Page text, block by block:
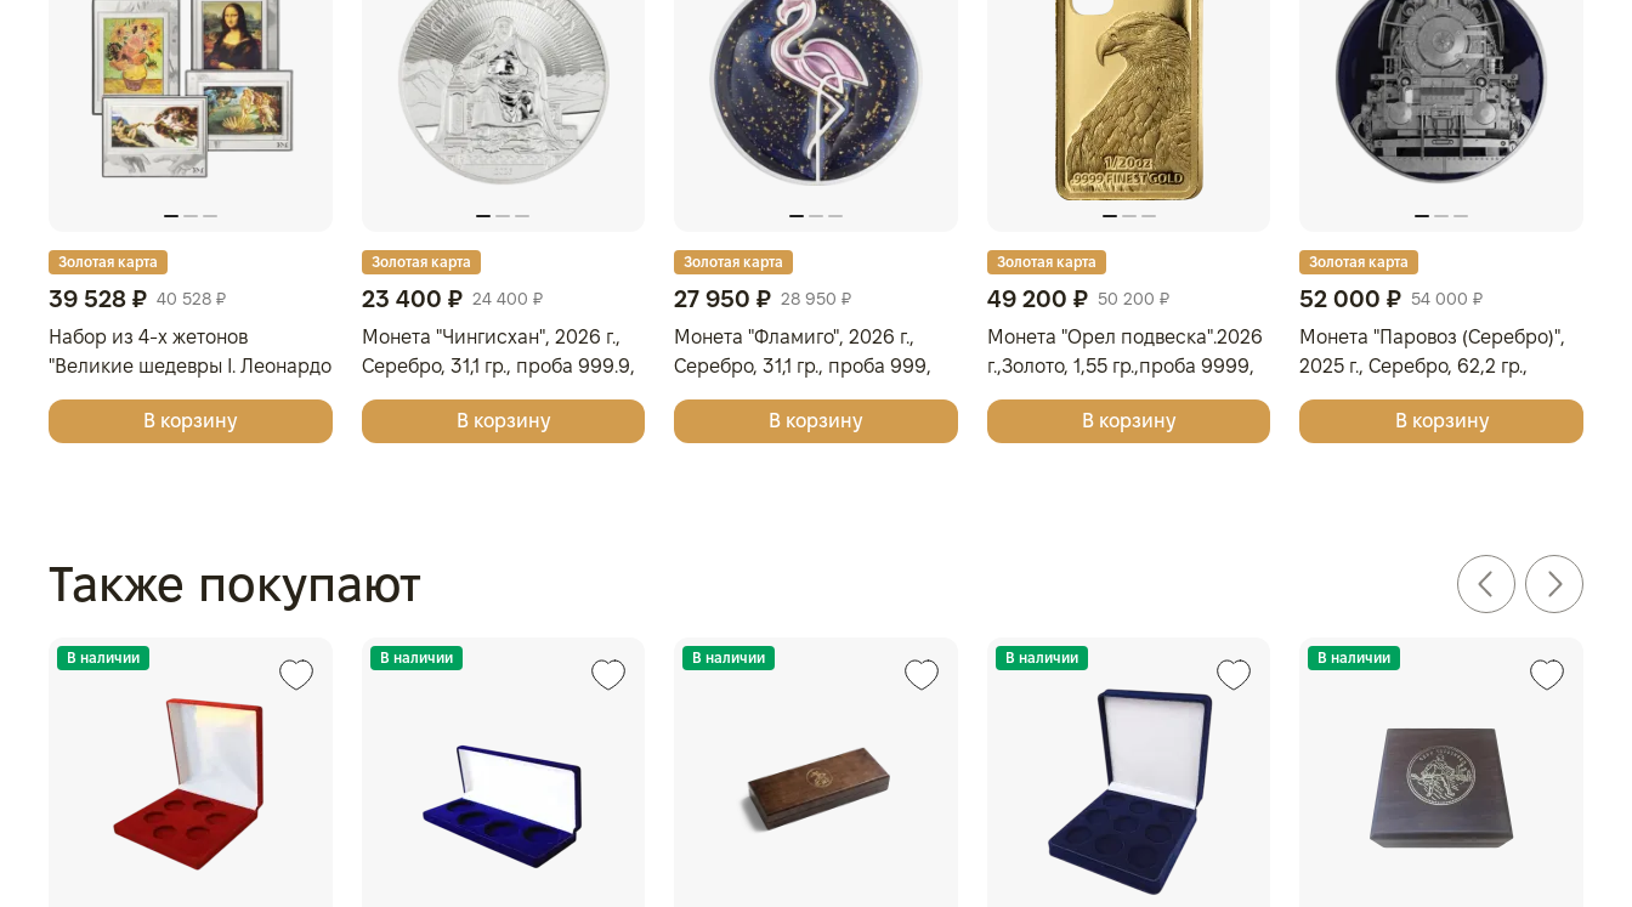
Золотая карта
39 528 ₽ 40 528 ₽
Набор из 4-х жетонов
"Великие шедевры I. Леонардо
да Винчи, Сандро Боттичелли,
Микеланджело, Винсент ван
В корзину
Золотая карта
23 400 ₽ 24 400 ₽
Монета "Чингисхан", 2026 г.,
Серебро, 31,1 гр., проба 999.9,
МОНГОЛИЯ
В корзину
Золотая карта
27 950 ₽ 28 950 ₽
Монета "Фламиго", 2026 г.,
Серебро, 31,1 гр., проба 999,
ОСТРОВА КУКА
В корзину
Золотая карта
49 200 ₽ 50 200 ₽
Монета "Орел подвеска".2026
г.,Золото, 1,55 гр.,проба 9999,
СОЛОМОНОВЫ ОСТРОВА
В корзину
Золотая карта
52 000 ₽ 54 000 ₽
Монета "Паровоз (Серебро)",
2025 г., Серебро, 62,2 гр.,
проба 999, КАМЕРУН
В корзину
Также покупают
В наличии В наличии В наличии В наличии В наличии